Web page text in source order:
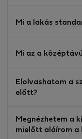
Mi a lakás
Mi az a
Elolvashatom a
előtt?
Megnézhetem a
mielőtt aláírom a